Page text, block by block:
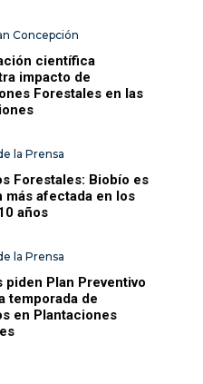
Concepción
científica
impacto de
Forestales en las
la Prensa
Forestales: Biobío es
más afectada en los
años
la Prensa
piden Plan Preventivo
temporada de
en Plantaciones